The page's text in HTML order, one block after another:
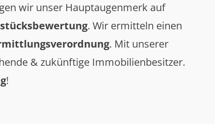
wir unser Hauptaugenmerk auf
. Wir ermitteln einen
. Mit unserer
& zukünftige Immobilienbesitzer.
!